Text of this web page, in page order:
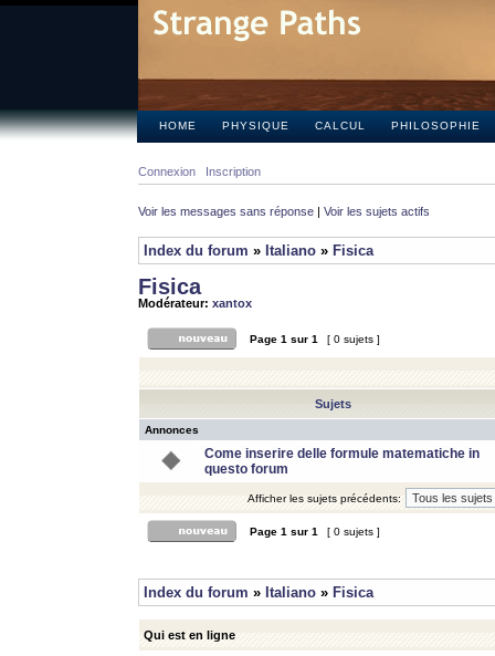
HOME PHYSIQUE CALCUL PHILOSOPHIE
Connexion Inscription
Voir les messages sans réponse | Voir les sujets actifs
Index du forum » Italiano » Fisica
Fisica
Modérateur: xantox
Page 1 sur 1 [ 0 sujets ]
Sujets
Annonces
Come inserire delle formule matematiche in
questo forum
Afficher les sujets précédents:
Page 1 sur 1 [ 0 sujets ]
Index du forum » Italiano » Fisica
Qui est en ligne